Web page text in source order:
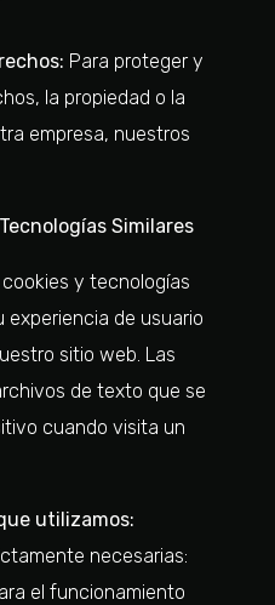
Para proteger y
la propiedad o la
empresa, nuestros
Similares
y tecnologías
experiencia de usuario
sitio web. Las
de texto que se
cuando visita un
utilizamos:
necesarias:
el funcionamiento